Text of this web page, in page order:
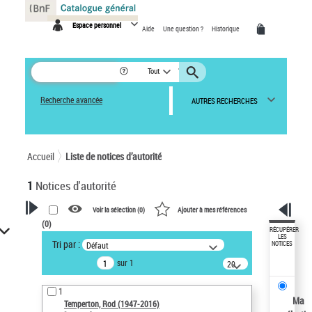
Espace personnel Aide Une question ? Historique
Tout
Recherche avancée AUTRES RECHERCHES
Accueil Liste de notices d’autorité
1 Notices d'autorité
VOTRE RECHERCHE
Recherche avancée dans les
notices d’autorité
Œuvres liées à l'auteur :
Temperton, Rod (1947-2016)
Voir la sélection (0) Ajouter à mes références
(0)
Tri par : Défaut
sur 1
20
résultats/page
1
Temperton, Rod (1947-2016)
RÉCUPÉRER
LES
NOTICES
Ma
Panneau de gestion des cookies